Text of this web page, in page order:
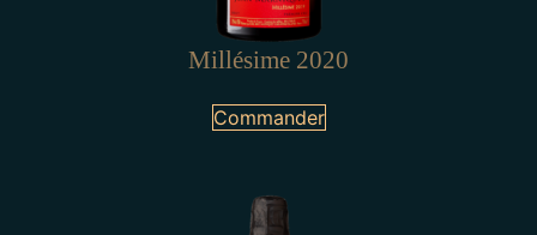
Millésime 2020
Commander